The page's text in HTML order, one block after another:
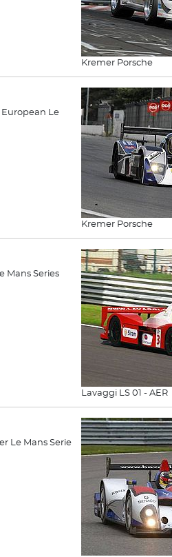
Kremer Porsche
Kremer Porsche
Le
Lavaggi LS 01 - AER
Mans Series
Le Mans Serie